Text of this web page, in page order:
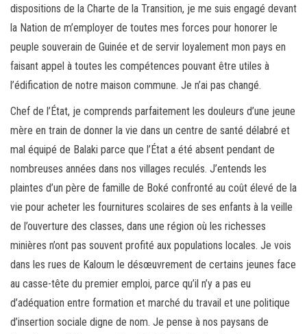
dispositions de la Charte de la Transition, je me suis engagé devant
la Nation de m’employer de toutes mes forces pour honorer le
peuple souverain de Guinée et de servir loyalement mon pays en
faisant appel à toutes les compétences pouvant être utiles à
l’édification de notre maison commune. Je n’ai pas changé.
Chef de l’État, je comprends parfaitement les douleurs d’une jeune
mère en train de donner la vie dans un centre de santé délabré et
mal équipé de Balaki parce que l’État a été absent pendant de
nombreuses années dans nos villages reculés. J’entends les
plaintes d’un père de famille de Boké confronté au coût élevé de la
vie pour acheter les fournitures scolaires de ses enfants à la veille
de l’ouverture des classes, dans une région où les richesses
minières n’ont pas souvent profité aux populations locales. Je vois
dans les rues de Kaloum le désœuvrement de certains jeunes face
au casse-tête du premier emploi, parce qu’il n’y a pas eu
d’adéquation entre formation et marché du travail et une politique
d’insertion sociale digne de nom. Je pense à nos paysans de